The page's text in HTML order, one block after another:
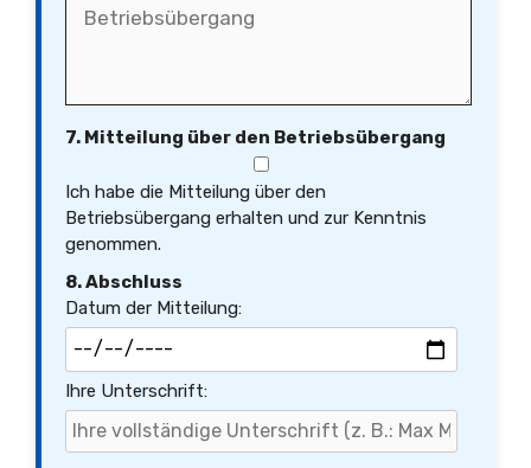
7. Mitteilung über den Betriebsübergang
Ich habe die Mitteilung über den
Betriebsübergang erhalten und zur Kenntnis
genommen.
8. Abschluss
Datum der Mitteilung:
Ihre Unterschrift: